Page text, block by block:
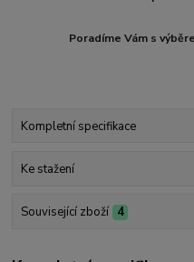
Poradíme Vám s
Kompletní specifikace
Ke stažení
Související zboží 4